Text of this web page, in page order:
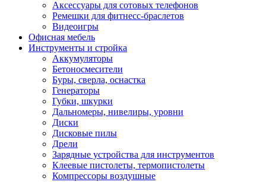
Аксессуары для сотовых телефонов
Ремешки для фитнесс-браслетов
Видеоигры
Офисная мебель
Инструменты и стройка
Аккумуляторы
Бетоносмесители
Буры, сверла, оснастка
Генераторы
Губки, шкурки
Дальномеры, нивелиры, уровни
Диски
Дисковые пилы
Дрели
Зарядные устройства для инструментов
Клеевые пистолеты, термопистолеты
Компрессоры воздушные